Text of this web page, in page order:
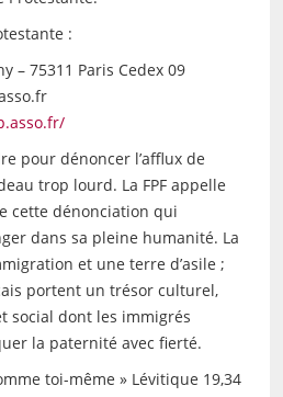
:
– 75311 Paris Cedex 09
pour dénoncer l’afflux de
trop lourd. La FPF appelle
cette dénonciation qui
dans sa pleine humanité. La
et une terre d’asile ;
portent un trésor culturel,
social dont les immigrés
la paternité avec fierté.
toi-même » Lévitique 19,34